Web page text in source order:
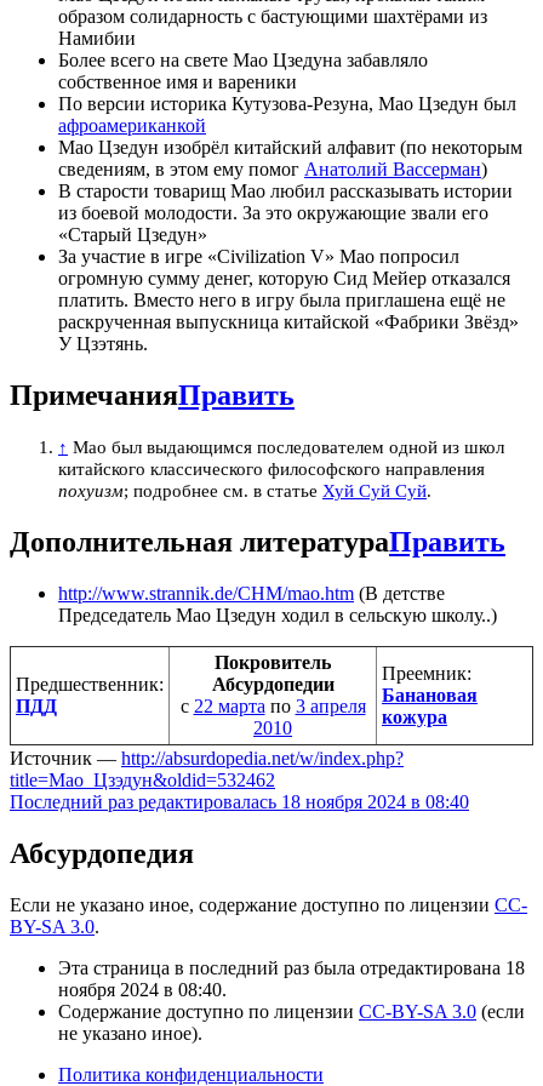
образом солидарность с бастующими шахтёрами из
Намибии
Более всего на свете Мао Цзедуна забавляло
собственное имя и вареники
По версии историка Кутузова-Резуна, Мао Цзедун был
афроамериканкой
Мао Цзедун изобрёл китайский алфавит (по некоторым
сведениям, в этом ему помог Анатолий Вассерман)
В старости товарищ Мао любил рассказывать истории
из боевой молодости. За это окружающие звали его
«Старый Цзедун»
За участие в игре «Civilization V» Мао попросил
огромную сумму денег, которую Сид Мейер отказался
платить. Вместо него в игру была приглашена ещё не
раскрученная выпускница китайской «Фабрики Звёзд»
У Цзэтянь.
ПримечанияПравить
↑ Мао был выдающимся последователем одной из школ
китайского классического философского направления
похуизм; подробнее см. в статье Хуй Суй Суй.
Дополнительная литератураПравить
http://www.strannik.de/CHM/mao.htm (В детстве
Председатель Мао Цзедун ходил в сельскую школу..)
Предшественник:
ПДД
Покровитель
Абсурдопедии
с 22 марта по 3 апреля
2010
Преемник:
Банановая
кожура
Источник — http://absurdopedia.net/w/index.php?
title=Мао_Цзэдун&oldid=532462
Последний раз редактировалась 18 ноября 2024 в 08:40
Абсурдопедия
Если не указано иное, содержание доступно по лицензии CC-
BY-SA 3.0.
Эта страница в последний раз была отредактирована 18
ноября 2024 в 08:40.
Содержание доступно по лицензии CC-BY-SA 3.0 (если
не указано иное).
Политика конфиденциальности